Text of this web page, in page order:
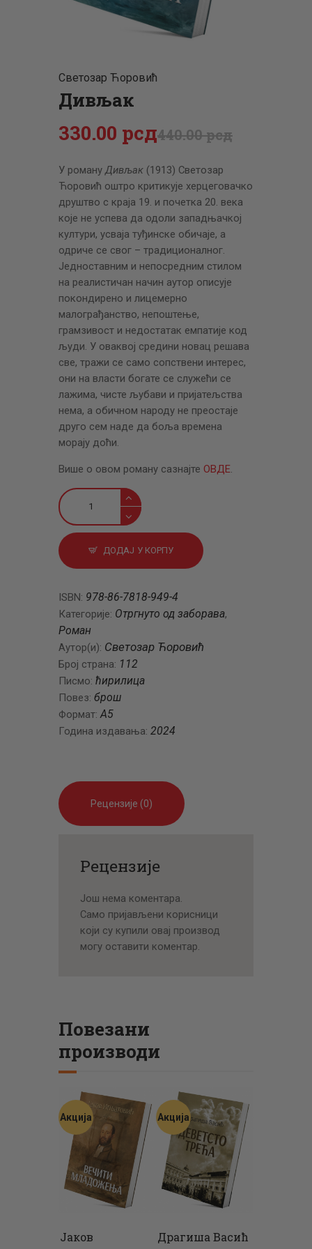
ЦЕНОВНИК
Светозар Ћоровић
Дивљак
440.00рсд
330.00 рсд
У роману Дивљак (1913) Светозар
Ћоровић оштро критикује херцеговачко
друштво с краја 19. и почетка 20. века
које не успева да одоли западњачкој
култури, усваја туђинске обичаје, а
одриче се свог – традиционалног.
Једноставним и непосредним стилом
на реалистичан начин аутор описује
покондирено и лицемерно
малограђанство, непоштење,
грамзивост и недостатак емпатије код
људи. У оваквој средини новац решава
све, тражи се само сопствени интерес,
они на власти богате се служећи се
лажима, чисте љубави и пријатељства
нема, а обичном народу не преостаје
друго сем наде да боља времена
морају доћи.
Више о овом роману сазнајте ОВДЕ.
Дивљак
количина
ДОДАЈ У КОРПУ
ISBN: 978-86-7818-949-4
Категорије: Отргнуто од заборава,
Роман
Аутор(и): Светозар Ћоровић
Број страна: 112
Писмо: ћирилица
Повез: брош
Формат:А5
Година издавања: 2024
Рецензије (0)
Рецензије
Још нема коментара.
Само пријављени корисници
који су купили овај производ
могу оставити коментар.
Повезани
производи
Акција
Јаков
Акција
Драгиша Васић